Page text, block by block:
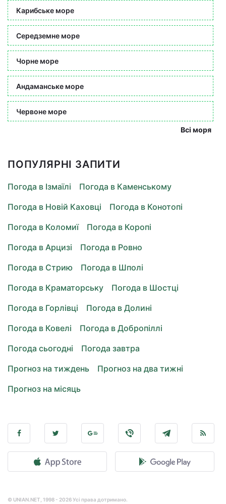
Карибське море
Середземне море
Чорне море
Андаманське море
Червоне море
Всі моря
ПОПУЛЯРНІ ЗАПИТИ
Погода в Ізмаїлі
Погода в Каменському
Погода в Новій Каховці
Погода в Конотопі
Погода в Коломиї
Погода в Коропі
Погода в Арцизі
Погода в Ровно
Погода в Стрию
Погода в Шполі
Погода в Краматорську
Погода в Шостці
Погода в Горлівці
Погода в Долині
Погода в Ковелі
Погода в Добропіллі
Погода сьогодні
Погода завтра
Прогноз на тиждень
Прогноз на два тижні
Прогноз на місяць
© UNIAN.NET, 1998 - 2026 Усі права дотримано.